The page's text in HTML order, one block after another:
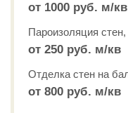
от 1000 руб. м/кв
Пароизоляция
от 250 руб. м/кв
Отделка стен на
от 800 руб. м/кв